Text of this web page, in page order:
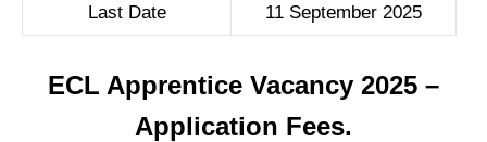
Last Date 11 September 2025
ECL Apprentice Vacancy 2025 –
Application Fees.